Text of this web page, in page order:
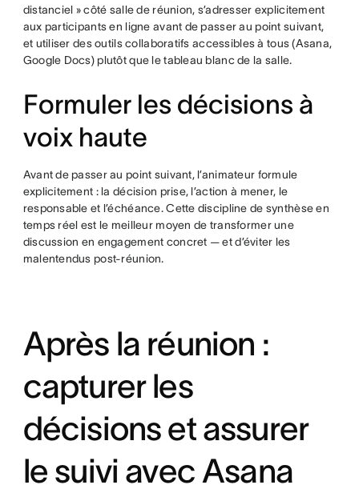
distanciel » côté salle de réunion, s’adresser explicitement
aux participants en ligne avant de passer au point suivant,
et utiliser des outils collaboratifs accessibles à tous (Asana,
Google Docs) plutôt que le tableau blanc de la salle.
Formuler les décisions à
voix haute
Avant de passer au point suivant, l’animateur formule
explicitement : la décision prise, l’action à mener, le
responsable et l’échéance. Cette discipline de synthèse en
temps réel est le meilleur moyen de transformer une
discussion en engagement concret — et d’éviter les
malentendus post-réunion.
Après la réunion :
capturer les
décisions et assurer
le suivi avec Asana